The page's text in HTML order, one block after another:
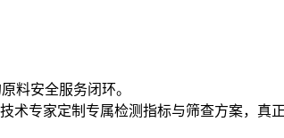
料安全服务闭环。
术专家定制专属检测指标与筛查方案，真